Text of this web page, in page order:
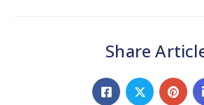
Share